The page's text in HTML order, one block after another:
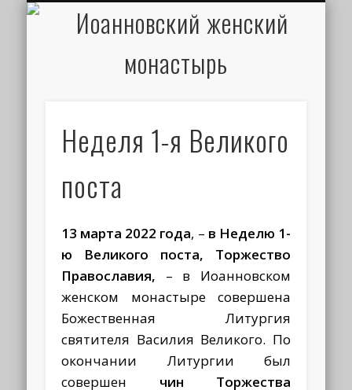
Неделя 1-я Великого
поста
13 марта 2022 года, – в Неделю 1-
ю Великого поста, Торжество
Православия, – в Иоанновском
женском монастыре совершена
Божественная Литургия
святителя Василия Великого. По
окончании Литургии был
совершен чин Торжества